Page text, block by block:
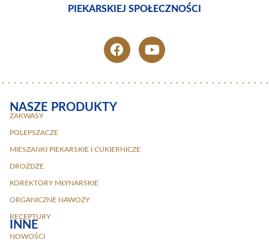
PIEKARSKIEJ SPOŁECZNOŚCI
NASZE PRODUKTY
ZAKWASY
POLEPSZACZE
MIESZANKI PIEKARSKIE I CUKIERNICZE
DROŻDŻE
KOREKTORY MŁYNARSKIE
ORGANICZNE NAWOZY
RECEPTURY
INNE
NOWOŚCI